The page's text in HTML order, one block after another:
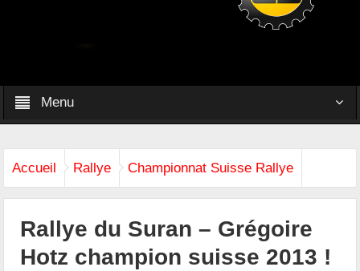
Menu
Accueil Rallye Championnat Suisse Rallye
Rallye du Suran – Grégoire
Hotz champion suisse 2013 !